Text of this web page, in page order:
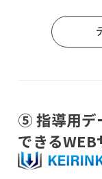
⑤ 指導用デ
できるWEB